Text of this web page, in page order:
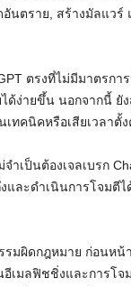
นตราย, สร้างมัลแว
ตรงที่ไม่มีมาตรก
ด้ง่ายขึ้น นอกจากนี้ ยั
ทคนิคหรือเสียเวลาตั้
ำเป็นต้องเจลเบรก
และดำเนินการโจมตี
รมผิดกฎหมาย ก่อนห
เมลฟิชชิ่งและการโจ